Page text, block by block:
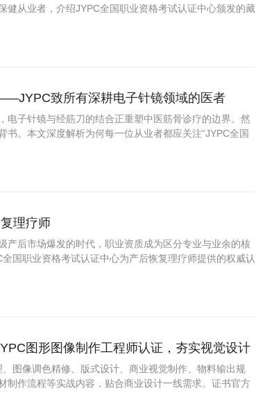
健从业者，介绍JYPC全国职业资格考试认证中心颁发的藏
致所有深耕电子针镜领域的医者
电子针镜与经筋刀的结合正重塑中医筋骨诊疗的边界。然
书。本文深度解析为何每一位从业者都应关注“JYPC全国
理疗师
产后市场爆发的时代，职业资质成为区分专业与业余的核
国职业资格考试认证中心为产后恢复理疗师提供的权威认
图形图像制作工程师认证，夯实视觉设计
图像调色精修、版式设计、商业视觉制作、物料输出规
制作流程等实战内容，贴合商业设计一线需求。证书官方